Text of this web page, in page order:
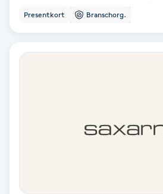
Gellack
Gellack med förstärkning
Presentkort Branschorg.